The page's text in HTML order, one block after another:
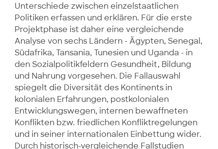
Unterschiede zwischen einzelstaatlichen
Politiken erfassen und erklären. Für die erste
Projektphase ist daher eine vergleichende
Analyse von sechs Ländern - Ägypten, Senegal,
Südafrika, Tansania, Tunesien und Uganda - in
den Sozialpolitikfeldern Gesundheit, Bildung
und Nahrung vorgesehen. Die Fallauswahl
spiegelt die Diversität des Kontinents in
kolonialen Erfahrungen, postkolonialen
Entwicklungswegen, internen bewaffneten
Konflikten bzw. friedlichen Konfliktregelungen
und in seiner internationalen Einbettung wider.
Durch historisch-vergleichende Fallstudien